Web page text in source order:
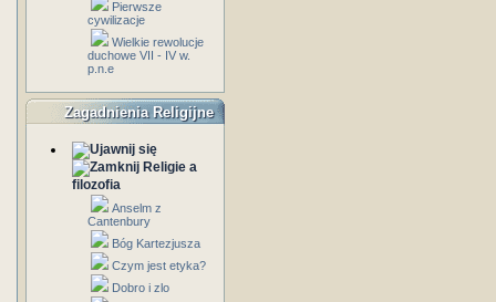
Pierwsze
cywilizacje
Wielkie rewolucje
duchowe VII - IV w.
p.n.e
Zagadnienia Religijne
Religie a
filozofia
Anselm z
Cantenbury
Bóg Kartezjusza
Czym jest etyka?
Dobro i zlo